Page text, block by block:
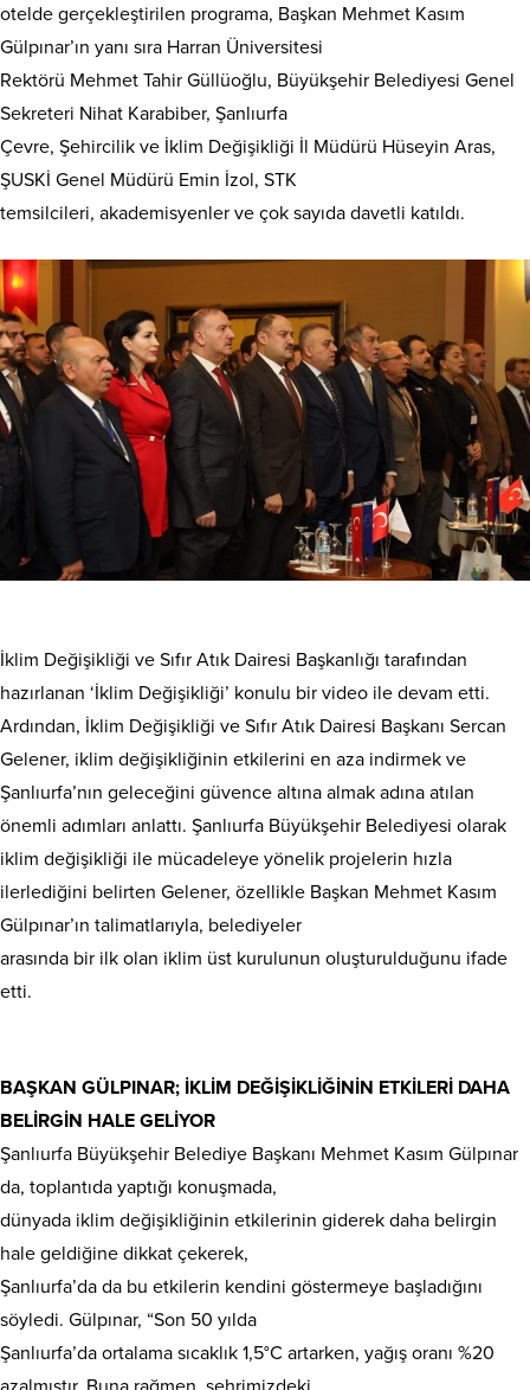
otelde gerçekleştirilen programa, Başkan Mehmet Kasım
Gülpınar’ın yanı sıra Harran Üniversitesi
Rektörü Mehmet Tahir Güllüoğlu, Büyükşehir Belediyesi Genel
Sekreteri Nihat Karabiber, Şanlıurfa
Çevre, Şehircilik ve İklim Değişikliği İl Müdürü Hüseyin Aras,
ŞUSKİ Genel Müdürü Emin İzol, STK
temsilcileri, akademisyenler ve çok sayıda davetli katıldı.
İklim Değişikliği ve Sıfır Atık Dairesi Başkanlığı tarafından
hazırlanan ‘İklim Değişikliği’ konulu bir video ile devam etti.
Ardından, İklim Değişikliği ve Sıfır Atık Dairesi Başkanı Sercan
Gelener, iklim değişikliğinin etkilerini en aza indirmek ve
Şanlıurfa’nın geleceğini güvence altına almak adına atılan
önemli adımları anlattı. Şanlıurfa Büyükşehir Belediyesi olarak
iklim değişikliği ile mücadeleye yönelik projelerin hızla
ilerlediğini belirten Gelener, özellikle Başkan Mehmet Kasım
Gülpınar’ın talimatlarıyla, belediyeler
arasında bir ilk olan iklim üst kurulunun oluşturulduğunu ifade
etti.
BAŞKAN GÜLPINAR; İKLİM DEĞİŞİKLİĞİNİN ETKİLERİ DAHA
BELİRGİN HALE GELİYOR
Şanlıurfa Büyükşehir Belediye Başkanı Mehmet Kasım Gülpınar
da, toplantıda yaptığı konuşmada,
dünyada iklim değişikliğinin etkilerinin giderek daha belirgin
hale geldiğine dikkat çekerek,
Şanlıurfa’da da bu etkilerin kendini göstermeye başladığını
söyledi. Gülpınar, “Son 50 yılda
Şanlıurfa’da ortalama sıcaklık 1,5°C artarken, yağış oranı %20